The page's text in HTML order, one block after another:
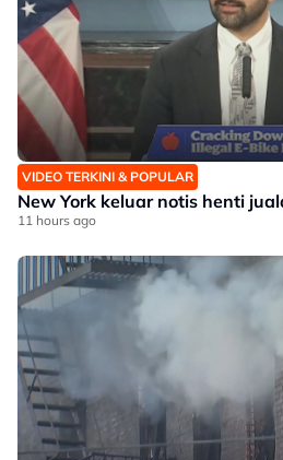
VIDEO TERKINI & POPULAR
New York keluar notis henti
11 hours ago